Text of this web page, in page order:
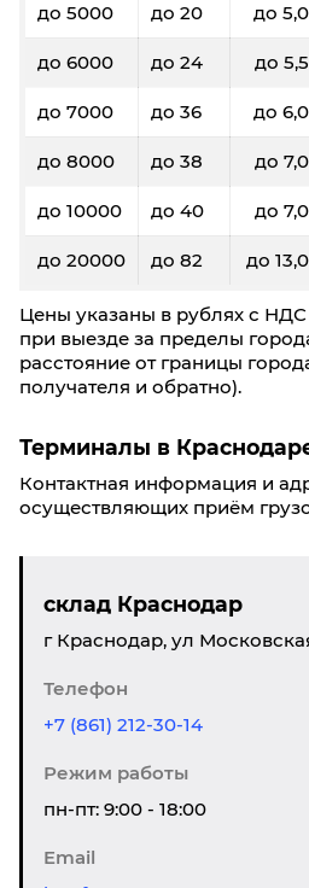
до 5000 до 20 до 5,0
до 6000 до 24 до 5,5
до 7000 до 36 до 6,0
до 8000 до 38 до 7,0
до 10000 до 40 до 7,0
до 20000 до 82 до 13,0
Цены указаны в рублях с
при выезде за пределы
расстояние от границы
получателя и обратно).
Терминалы в
Контактная информация и
осуществляющих приём
склад Краснодар
г Краснодар, ул
Телефон
+7 (861) 212-30-14
Режим работы
пн-пт: 9:00 - 18:00
Email